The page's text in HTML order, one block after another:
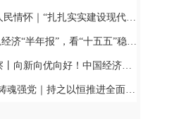
怀｜“扎扎实实建设现代化产业体系”
“半年报”，看“十五五”稳健开局
向优向好！中国经济展现强大韧性和活力
强党｜持之以恒推进全面从严治党